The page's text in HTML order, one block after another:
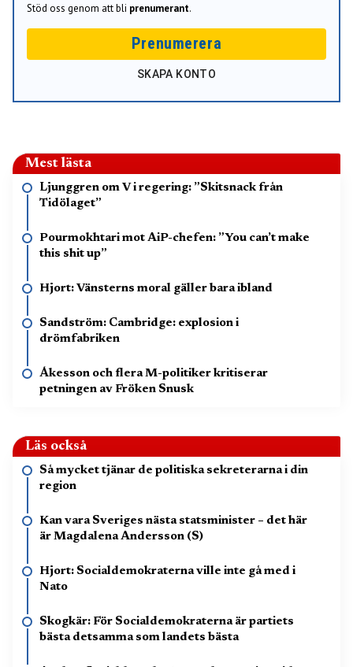
Stöd oss genom att bli prenumerant.
Prenumerera
SKAPA KONTO
Mest lästa
Ljunggren om V i regering: ”Skitsnack från
Tidölaget”
Pourmokhtari mot AiP-chefen: ”You can’t make
this shit up”
Hjort: Vänsterns moral gäller bara ibland
Sandström: Cambridge: explosion i
drömfabriken
Åkesson och flera M-politiker kritiserar
petningen av Fröken Snusk
Läs också
Så mycket tjänar de politiska sekreterarna i din
region
Kan vara Sveriges nästa statsminister – det här
är Magdalena Andersson (S)
Hjort: Socialdemokraterna ville inte gå med i
Nato
Skogkär: För Socialdemokraterna är partiets
bästa detsamma som landets bästa